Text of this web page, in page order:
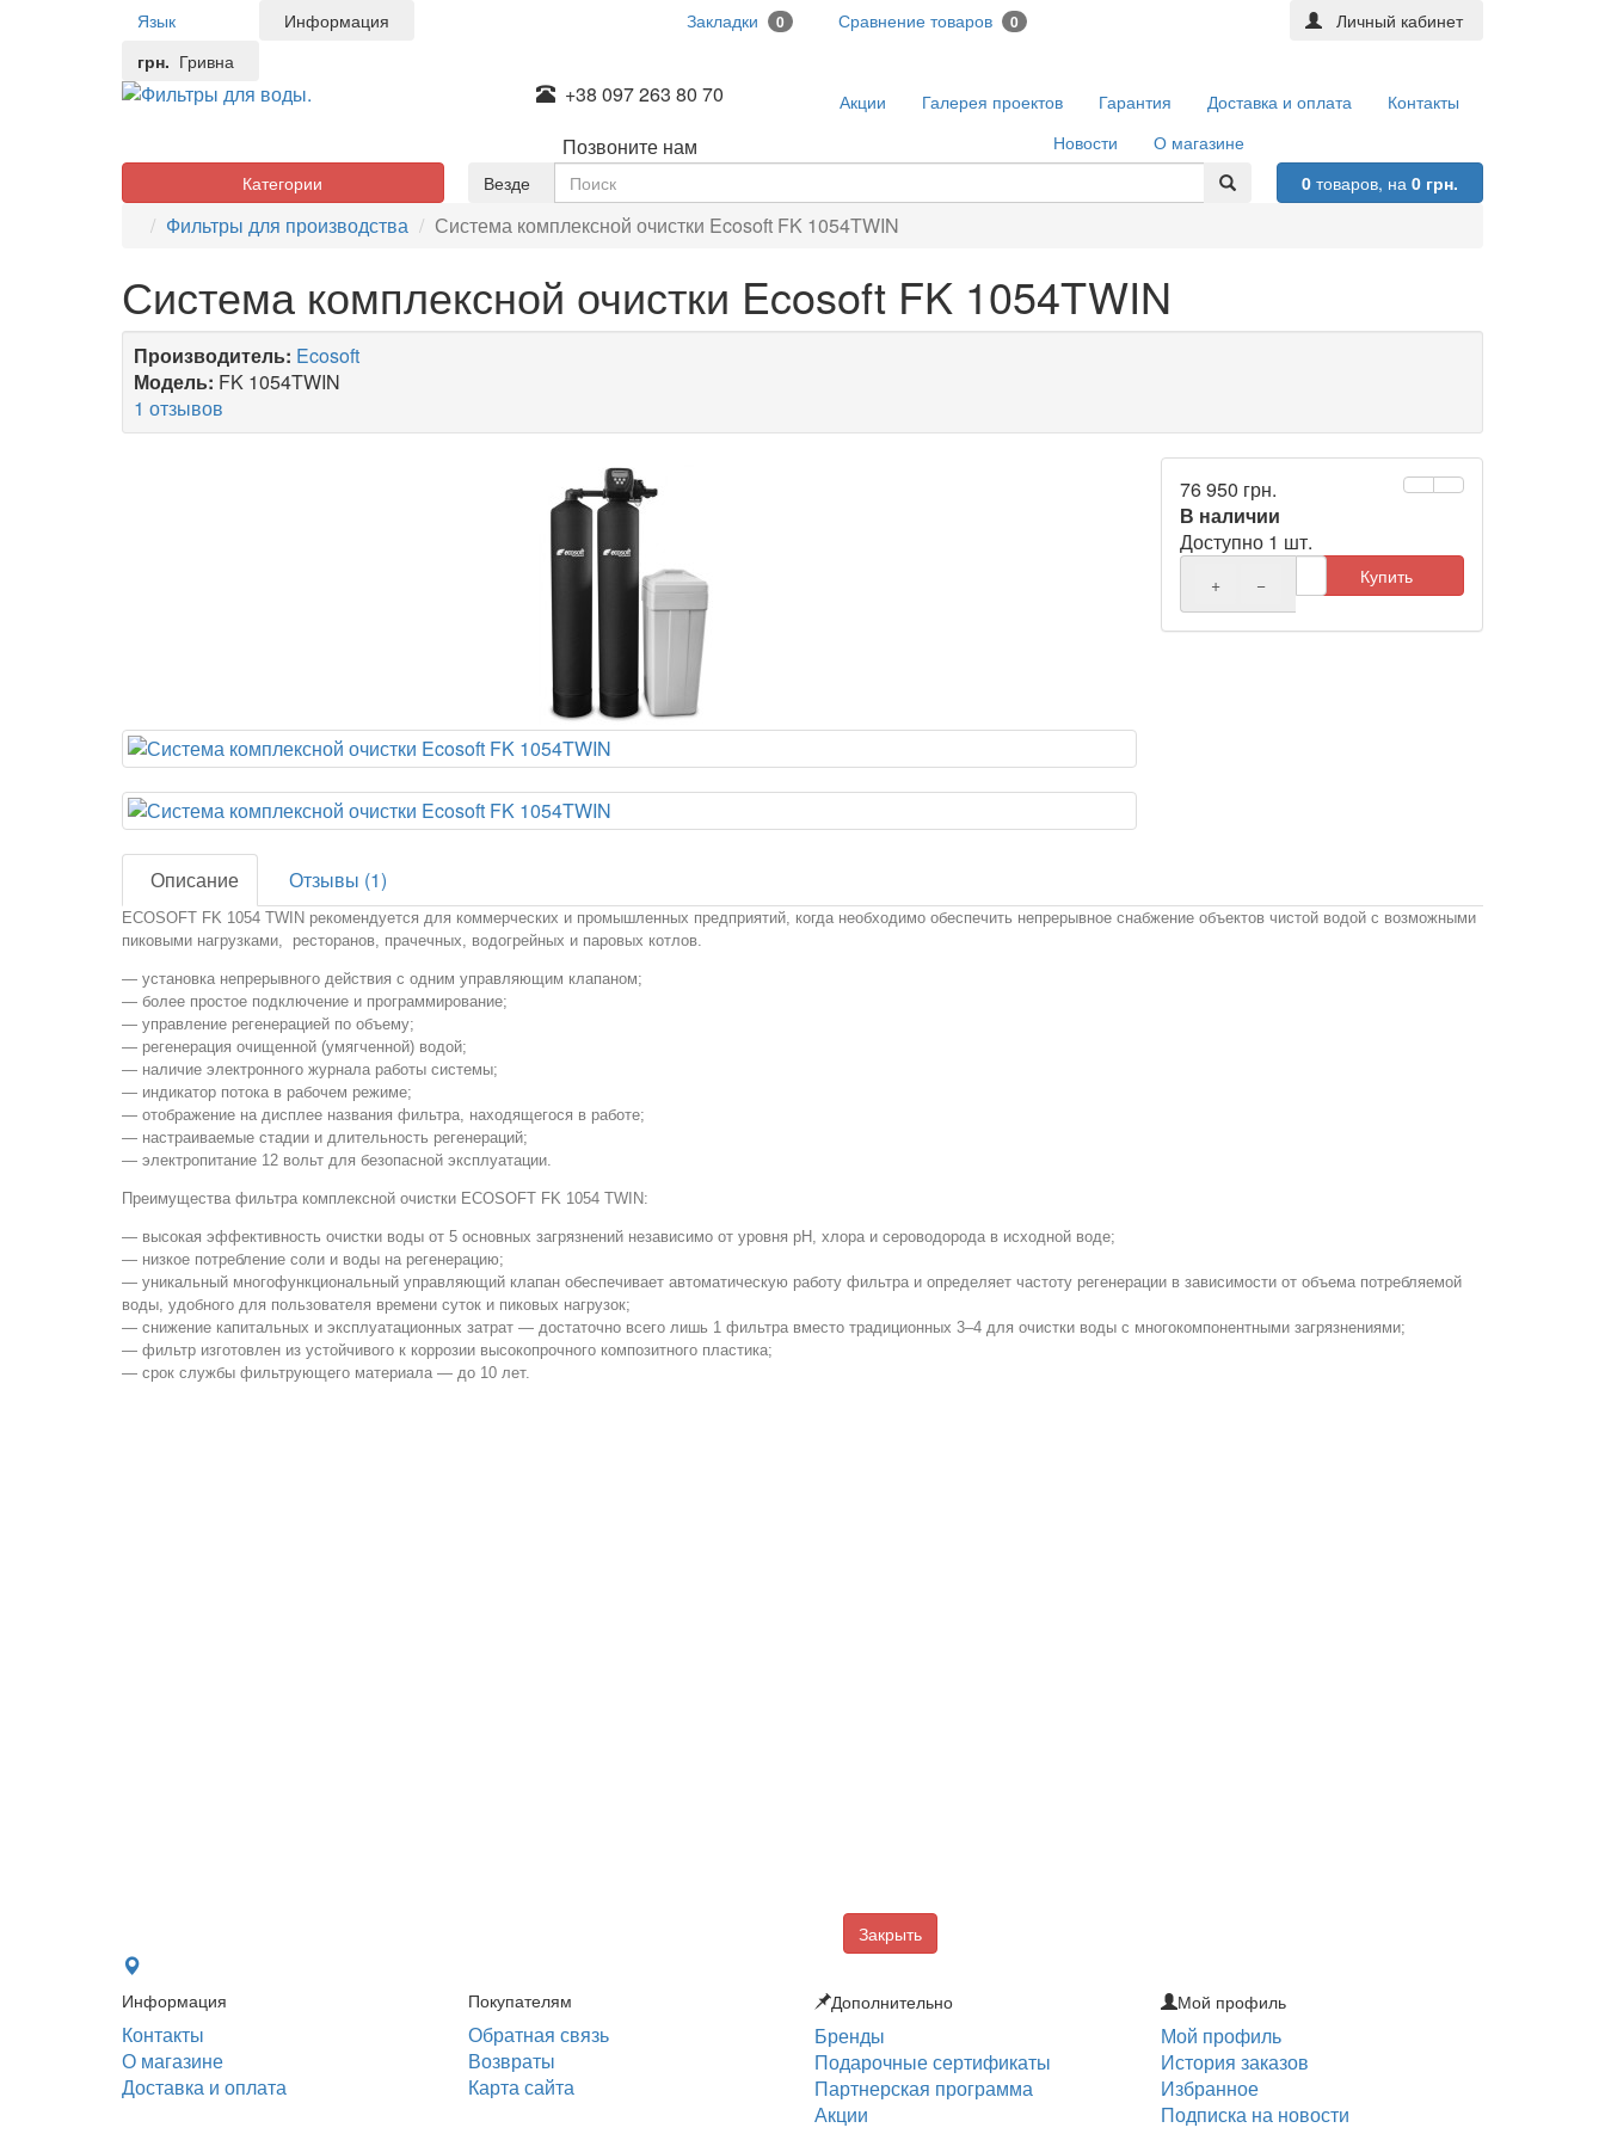
Язык
грн. Гривна
Личный кабинет
Информация Закладки 0 Сравнение товаров 0
+38 097 263 80 70
Позвоните нам
Акции Галерея проектов Гарантия Доставка и оплата
Контакты
Новости
О магазине
Везде
0товаров, на 0 грн.
Категории
Фильтры для производства Система комплексной очистки Ecosoft FK 1054TWIN
Система комплексной очистки Ecosoft FK 1054TWIN
Производитель: Ecosoft
Модель: FK 1054TWIN
1 отзывов
76 950 грн.
В наличии
Доступно 1 шт.
+ − Купить
Описание Отзывы (1)
ECOSOFT FK 1054 TWIN рекомендуется для коммерческих и промышленных предприятий, когда необходимо обеспечить непрерывное снабжение объектов чистой водой с возможными
пиковыми нагрузками, ресторанов, прачечных, водогрейных и паровых котлов.
— установка непрерывного действия с одним управляющим клапаном;
— более простое подключение и программирование;
— управление регенерацией по объему;
— регенерация очищенной (умягченной) водой;
— наличие электронного журнала работы системы;
— индикатор потока в рабочем режиме;
— отображение на дисплее названия фильтра, находящегося в работе;
— настраиваемые стадии и длительность регенераций;
— электропитание 12 вольт для безопасной эксплуатации.
Преимущества фильтра комплексной очистки ECOSOFT FK 1054 TWIN:
— высокая эффективность очистки воды от 5 основных загрязнений независимо от уровня рН, хлора и сероводорода в исходной воде;
— низкое потребление соли и воды на регенерацию;
— уникальный многофункциональный управляющий клапан обеспечивает автоматическую работу фильтра и определяет частоту регенерации в зависимости от объема потребляемой
воды, удобного для пользователя времени суток и пиковых нагрузок;
— снижение капитальных и эксплуатационных затрат — достаточно всего лишь 1 фильтра вместо традиционных 3–4 для очистки воды с многокомпонентными загрязнениями;
— фильтр изготовлен из устойчивого к коррозии высокопрочного композитного пластика;
— срок службы фильтрующего материала — до 10 лет.
Закрыть
Информация
Контакты
О магазине
Доставка и оплата
Покупателям
Обратная связь
Возвраты
Карта сайта
Дополнительно
Бренды
Подарочные сертификаты
Партнерская программа
Акции
Мой профиль
Мой профиль
История заказов
Избранное
Подписка на новости